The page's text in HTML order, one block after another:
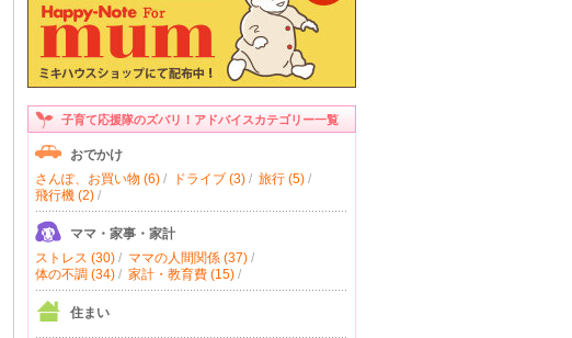
子育て応援隊のズバリ！アドバイスカテゴリー一覧
おでかけ
さんぽ、お買い物 (6)/ ドライブ (3)/ 旅行 (5)/
飛行機 (2)/
ママ・家事・家計
ストレス (30)/ ママの人間関係 (37)/
体の不調 (34)/ 家計・教育費 (15)/
住まい